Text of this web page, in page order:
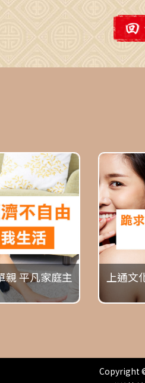
親 平凡家庭主
上通
Copyright